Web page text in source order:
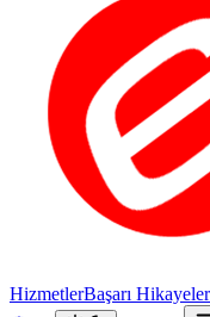
HizmetlerBaşarı